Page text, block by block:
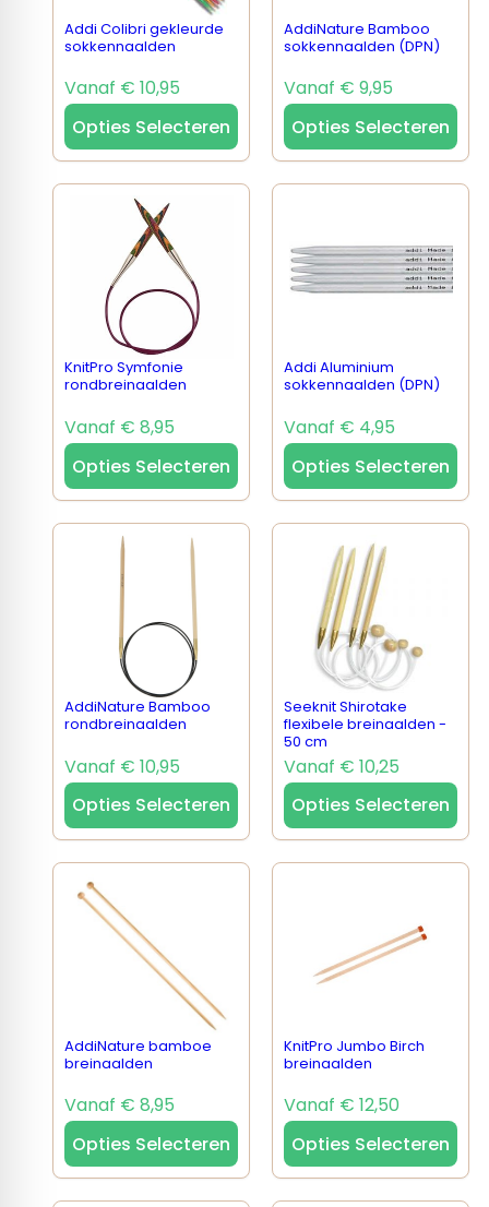
Addi Colibri gekleurde
sokkennaalden
Vanaf € 10,95
Opties Selecteren
AddiNature Bamboo
sokkennaalden (DPN)
Vanaf € 9,95
Opties Selecteren
KnitPro Symfonie
rondbreinaalden
Vanaf € 8,95
Opties Selecteren
Addi Aluminium
sokkennaalden (DPN)
Vanaf € 4,95
Opties Selecteren
AddiNature Bamboo
rondbreinaalden
Vanaf € 10,95
Opties Selecteren
Seeknit Shirotake
flexibele breinaalden -
50 cm
Vanaf € 10,25
Opties Selecteren
AddiNature bamboe
breinaalden
Vanaf € 8,95
Opties Selecteren
KnitPro Jumbo Birch
breinaalden
Vanaf € 12,50
Opties Selecteren